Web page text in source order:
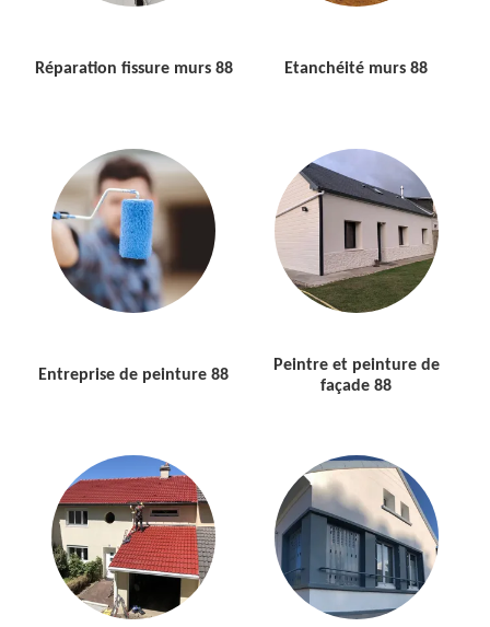
Réparation fissure murs 88 Etanchéité murs 88
Entreprise de peinture 88
Peintre et peinture de
façade 88